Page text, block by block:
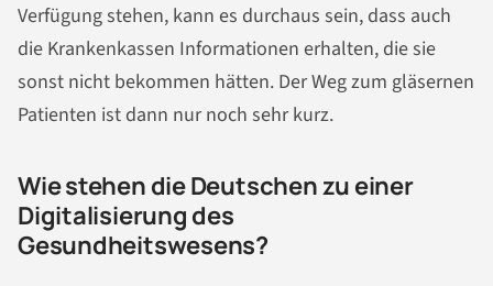
Verfügung stehen, kann es durchaus sein, dass auch
die Krankenkassen Informationen erhalten, die sie
sonst nicht bekommen hätten. Der Weg zum gläsernen
Patienten ist dann nur noch sehr kurz.
Wie stehen die Deutschen zu einer
Digitalisierung des
Gesundheitswesens?